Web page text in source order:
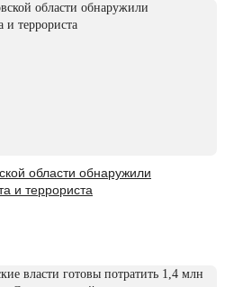
области обнаружили
и террориста